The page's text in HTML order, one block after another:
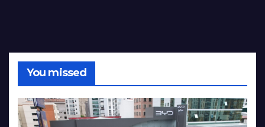
You missed